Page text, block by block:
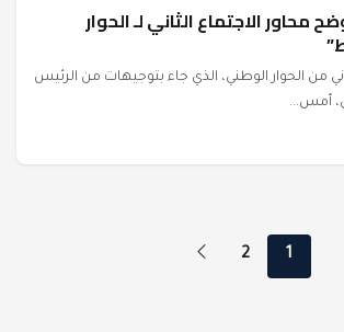
محاور الاجتماع الثاني لـ الحوار
من الحوار الوطني، الذي جاء بتوجيهات من الرئيس
أمس...
1
2